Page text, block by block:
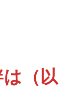
は（以